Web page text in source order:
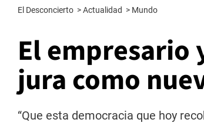
El Desconcierto >Actualidad > Mundo
El empresario
jura como
“Que esta democracia que hoy